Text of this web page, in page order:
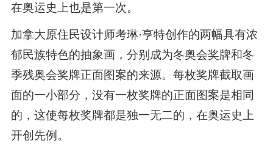
在奥运史上也是第一次。
加拿大原住民设计师考琳·亨特创作的两幅具有浓
郁民族特色的抽象画，分别成为冬奥会奖牌和冬
季残奥会奖牌正面图案的来源。每枚奖牌截取画
面的一小部分，没有一枚奖牌的正面图案是相同
的，这使每枚奖牌都是独一无二的，在奥运史上
开创先例。